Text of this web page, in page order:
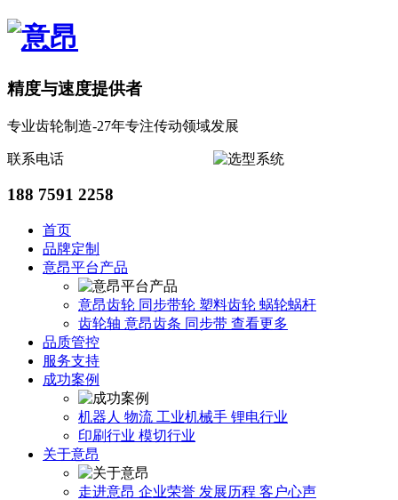
精度与速度提供者
专业齿轮制造-27年专注传动领域发展
联系电话
188 7591 2258
首页
品牌定制
意昂平台产品
意昂齿轮 同步带轮 塑料齿轮 蜗轮蜗杆
齿轮轴 意昂齿条 同步带 查看更多
品质管控
服务支持
成功案例
机器人 物流 工业机械手 锂电行业
印刷行业 模切行业
关于意昂
走进意昂 企业荣誉 发展历程 客户心声